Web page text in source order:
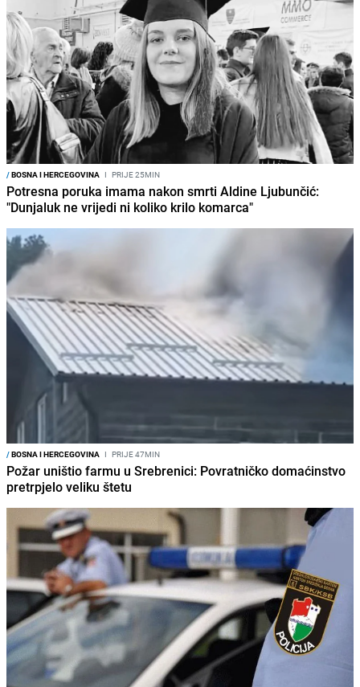
/BOSNA I HERCEGOVINA I PRIJE 25MIN
Potresna poruka imama nakon smrti Aldine Ljubunčić:
"Dunjaluk ne vrijedi ni koliko krilo komarca"
/BOSNA I HERCEGOVINA I PRIJE 47MIN
Požar uništio farmu u Srebrenici: Povratničko domaćinstvo
pretrpjelo veliku štetu